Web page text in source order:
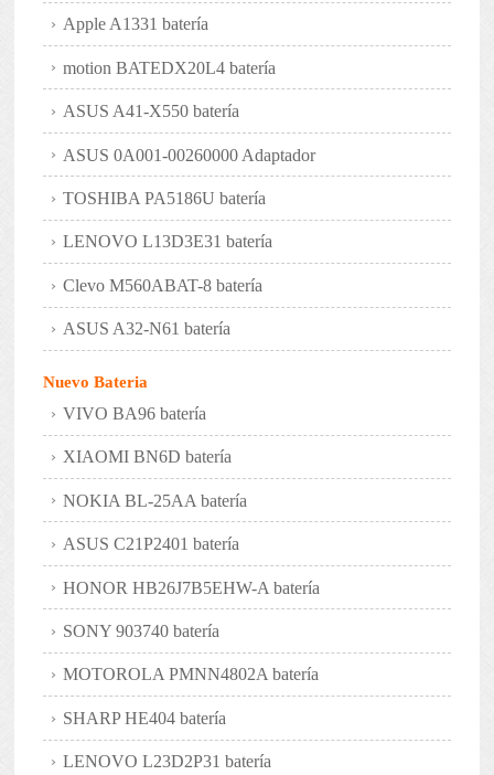
Apple A1331 batería
motion BATEDX20L4 batería
ASUS A41-X550 batería
ASUS 0A001-00260000 Adaptador
TOSHIBA PA5186U batería
LENOVO L13D3E31 batería
Clevo M560ABAT-8 batería
ASUS A32-N61 batería
Nuevo Bateria
VIVO BA96 batería
XIAOMI BN6D batería
NOKIA BL-25AA batería
ASUS C21P2401 batería
HONOR HB26J7B5EHW-A batería
SONY 903740 batería
MOTOROLA PMNN4802A batería
SHARP HE404 batería
LENOVO L23D2P31 batería